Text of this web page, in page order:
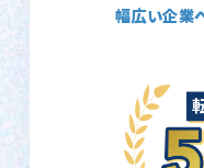
幅広い企業